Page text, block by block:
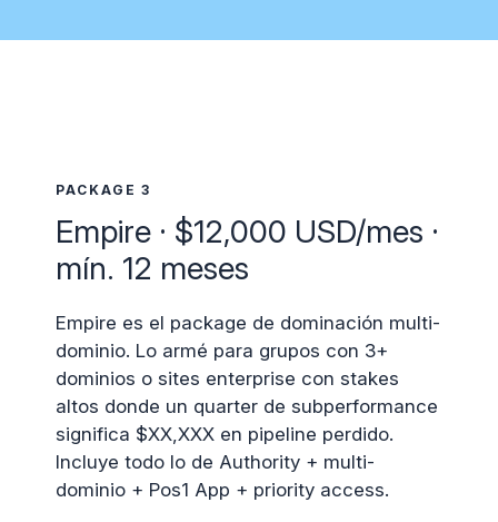
PACKAGE 3
Empire · $12,000 USD/mes ·
mín. 12 meses
Empire es el package de dominación multi-
dominio. Lo armé para grupos con 3+
dominios o sites enterprise con stakes
altos donde un quarter de subperformance
significa $XX,XXX en pipeline perdido.
Incluye todo lo de Authority + multi-
dominio + Pos1 App + priority access.